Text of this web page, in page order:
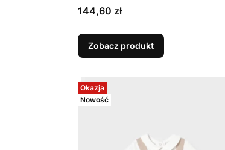
Cena
144,60 zł
Zobacz produkt
Okazja
Nowość